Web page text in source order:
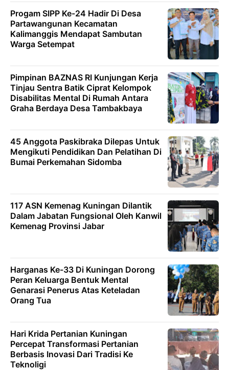
Progam SIPP Ke-24 Hadir Di Desa
Partawangunan Kecamatan
Kalimanggis Mendapat Sambutan
Warga Setempat
Pimpinan BAZNAS RI Kunjungan Kerja
Tinjau Sentra Batik Ciprat Kelompok
Disabilitas Mental Di Rumah Antara
Graha Berdaya Desa Tambakbaya
45 Anggota Paskibraka Dilepas Untuk
Mengikuti Pendidikan Dan Pelatihan Di
Bumai Perkemahan Sidomba
117 ASN Kemenag Kuningan Dilantik
Dalam Jabatan Fungsional Oleh Kanwil
Kemenag Provinsi Jabar
Harganas Ke-33 Di Kuningan Dorong
Peran Keluarga Bentuk Mental
Genarasi Penerus Atas Keteladan
Orang Tua
Hari Krida Pertanian Kuningan
Percepat Transformasi Pertanian
Berbasis Inovasi Dari Tradisi Ke
Teknoligi